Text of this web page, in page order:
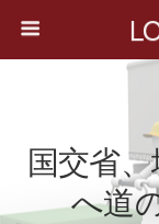
国交省
へ道